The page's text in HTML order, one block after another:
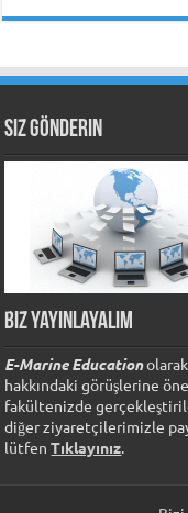
Siz Gönderin
Biz Yayınlayalım
E-Marine Education
hakkındaki görüşlerine
fakültenizde
diğer ziyaretçilerimizle
lütfenTıklayınız.